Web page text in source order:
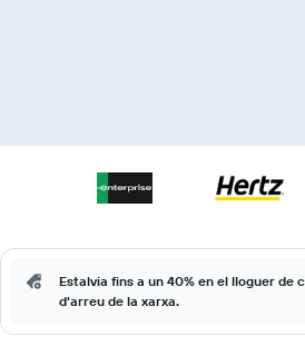
Estalvia fins a un 40% en el lloguer de
d'arreu de la xarxa.